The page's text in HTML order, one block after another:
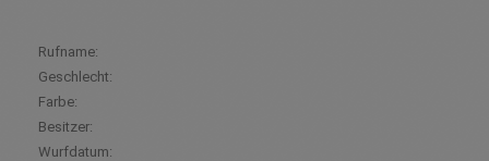
Rufname:
Geschlecht:
Farbe:
Besitzer:
Wurfdatum: